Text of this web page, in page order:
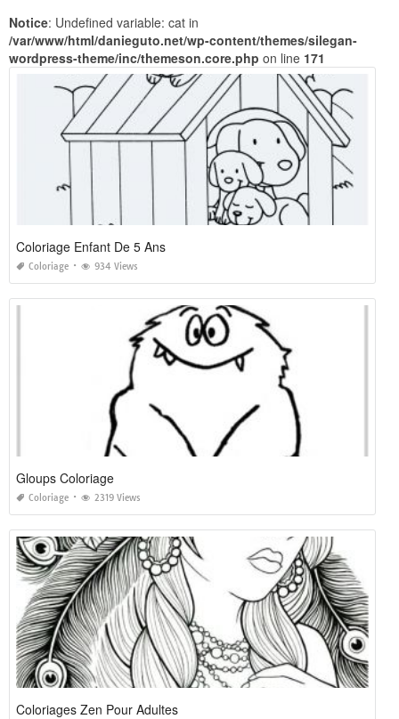
Notice: Undefined variable: cat in
/var/www/html/danieguto.net/wp-content/themes/silegan-
wordpress-theme/inc/themeson.core.php on line 171
Coloriage Enfant De 5 Ans
Coloriage 934 Views
Gloups Coloriage
Coloriage 2319 Views
Coloriages Zen Pour Adultes